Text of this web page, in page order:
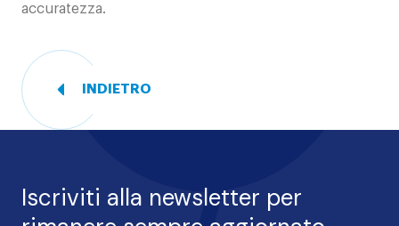
accuratezza.
INDIETRO
Iscriviti alla newsletter per